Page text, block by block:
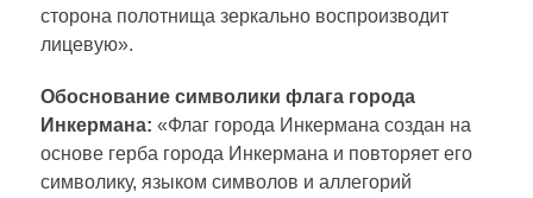
сторона полотнища зеркально воспроизводит
лицевую».
Обоснование символики флага города
Инкермана: «Флаг города Инкермана создан на
основе герба города Инкермана и повторяет его
символику, языком символов и аллегорий